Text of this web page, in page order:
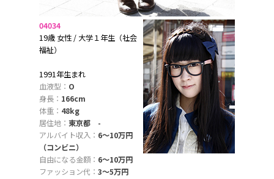
04034
19歳 女性 / 大学１年生（社会
福祉）
1991年生まれ
血液型： O
身長： 166cm
体重： 48kg
居住地： 東京都 -
アルバイト収入： 6〜10万円
（コンビニ）
自由になる金額： 6〜10万円
ファッション代： 3〜5万円